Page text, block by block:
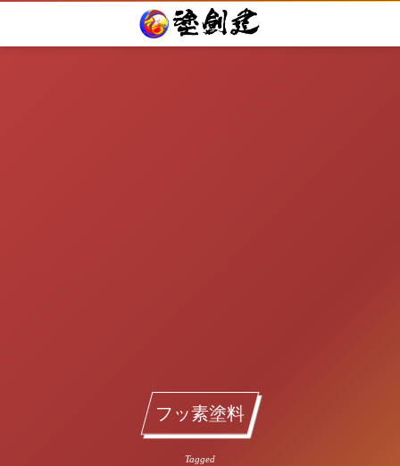
フッ素塗料
Tagged